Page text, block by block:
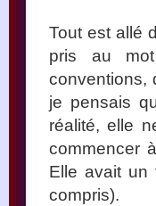
Tout est allé
pris au
conventions,
je pensais
réalité, elle
commencer
Elle avait un
compris).